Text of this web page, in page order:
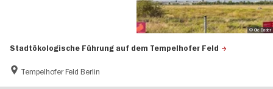
Stadtökologische Führung auf dem Tempelhofer Feld
Tempelhofer Feld Berlin
© Ole Bader